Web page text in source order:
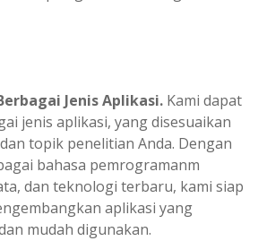
Jenis Aplikasi. Kami dapat
jenis aplikasi, yang disesuaikan
topik penelitian Anda. Dengan
bahasa pemrogramanm
dan teknologi terbaru, kami siap
aplikasi yang
mudah digunakan.